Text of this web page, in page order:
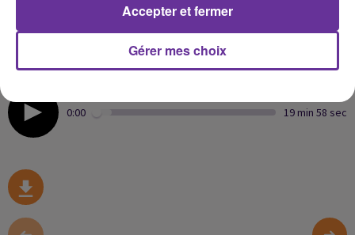
Fondation de l’Islam de
France, Ghaleb Bencheikh.
0:00 19 min 58 sec
Gérer mes choix
Accepter et fermer